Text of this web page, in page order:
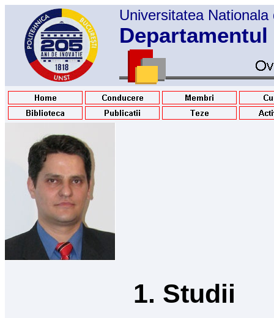
Universitatea
Departamentul
1. Studii